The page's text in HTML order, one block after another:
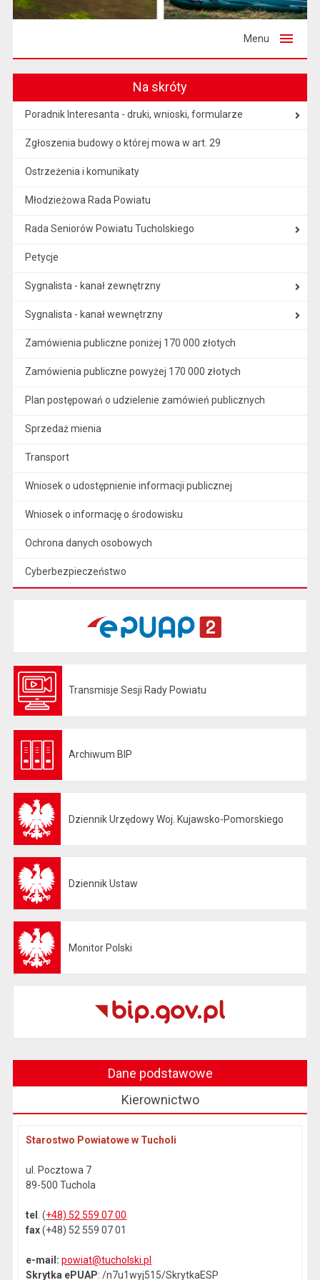
Menu
Na skróty
Poradnik Interesanta - druki, wnioski, formularze
Zgłoszenia budowy o której mowa w art. 29
Ostrzeżenia i komunikaty
Młodzieżowa Rada Powiatu
Rada Seniorów Powiatu Tucholskiego
Petycje
Sygnalista - kanał zewnętrzny
Sygnalista - kanał wewnętrzny
Zamówienia publiczne poniżej 170 000 złotych
Zamówienia publiczne powyżej 170 000 złotych
Plan postępowań o udzielenie zamówień publicznych
Sprzedaż mienia
Transport
Wniosek o udostępnienie informacji publicznej
Wniosek o informację o środowisku
Ochrona danych osobowych
Cyberbezpieczeństwo
Transmisje Sesji Rady Powiatu
Archiwum BIP
Dziennik Urzędowy Woj. Kujawsko-Pomorskiego
Dziennik Ustaw
Monitor Polski
Dane podstawowe
Kierownictwo
Starostwo Powiatowe w Tucholi
ul. Pocztowa 7
89-500 Tuchola
tel . (+48) 52 559 07 00
fax(+48) 52 559 07 01
e-mail:powiat@tucholski.pl
Skrytka ePUAP: /n7u1wyj515/SkrytkaESP